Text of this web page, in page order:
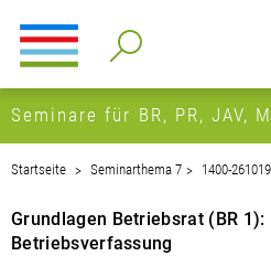
Seminare für BR, PR, JAV,
Startseite Seminarthema 7 1400-
Grundlagen Betriebsrat (BR
Betriebsverfassung